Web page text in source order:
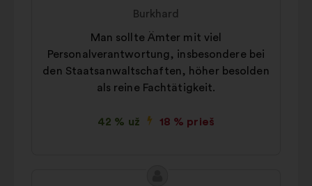
Burkhard
Man sollte Ämter mit viel
Personalverantwortung, insbesondere bei
den Staatsanwaltschaften, höher besolden
als reine Fachtätigkeit.
42 % už 18 % prieš